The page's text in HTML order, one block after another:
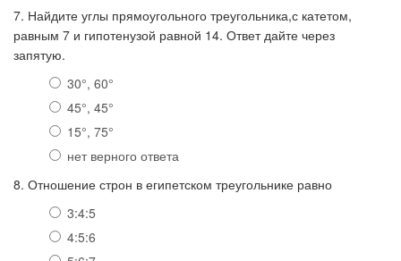
7. Найдите углы прямоугольного треугольника,с катетом,
равным 7 и гипотенузой равной 14. Ответ дайте через
запятую.
30°, 60°
45°, 45°
15°, 75°
нет верного ответа
8. Отношение строн в египетском треугольнике равно
3:4:5
4:5:6